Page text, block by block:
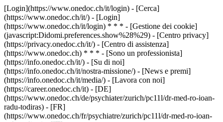
[Login](https://www.onedoc.ch/it/login) - [Cerca]
(https://www.onedoc.ch/it/) - [Login]
(https://www.onedoc.ch/it/login) * * * - [Gestione dei cookie]
(javascript:Didomi.preferences.show%28%29) - [Centro privacy]
(https://privacy.onedoc.ch/it/) - [Centro di assistenza]
(https://www.onedoc.ch) * * * - [Sono un professionista]
(https://info.onedoc.ch/it/) - [Su di noi]
(https://info.onedoc.ch/it/nostra-missione/) - [News e premi]
(https://info.onedoc.ch/it/media/) - [Lavora con noi]
(https://career.onedoc.ch/it) - [DE]
(https://www.onedoc.ch/de/psychiater/zurich/pc11l/dr-med-ro-ioan-
radu-todiras) - [FR]
(https://www.onedoc.ch/fr/psychiatre/zurich/pc11l/dr-med-ro-ioan-